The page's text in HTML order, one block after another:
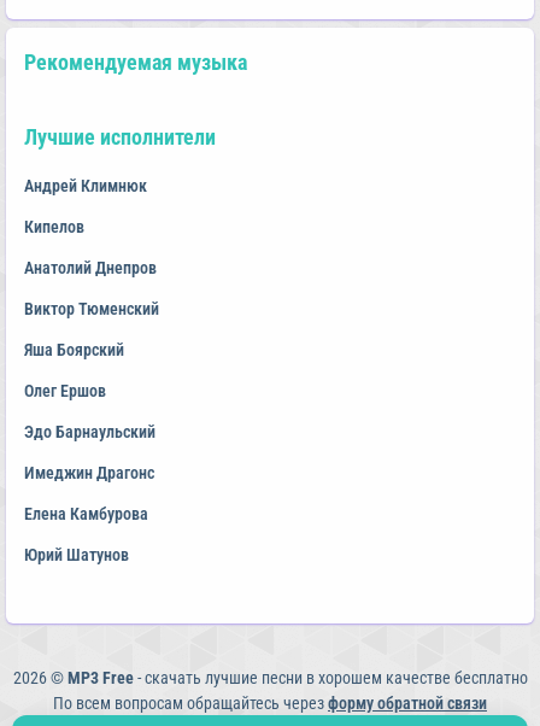
Рекомендуемая музыка
Лучшие исполнители
Андрей Климнюк
Кипелов
Анатолий Днепров
Виктор Тюменский
Яша Боярский
Олег Ершов
Эдо Барнаульский
Имеджин Драгонс
Елена Камбурова
Юрий Шатунов
2026 ©MP3 Free- скачать лучшие песни в хорошем качестве бесплатно
По всем вопросам обращайтесь черезформу обратной связи